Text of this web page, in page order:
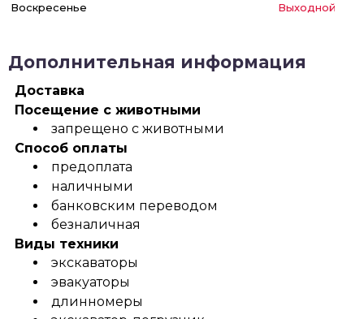
Воскресенье Выходной
Дополнительная информация
Доставка
Посещение с животными
запрещено с животными
Способ оплаты
предоплата
наличными
банковским переводом
безналичная
Виды техники
экскаваторы
эвакуаторы
длинномеры